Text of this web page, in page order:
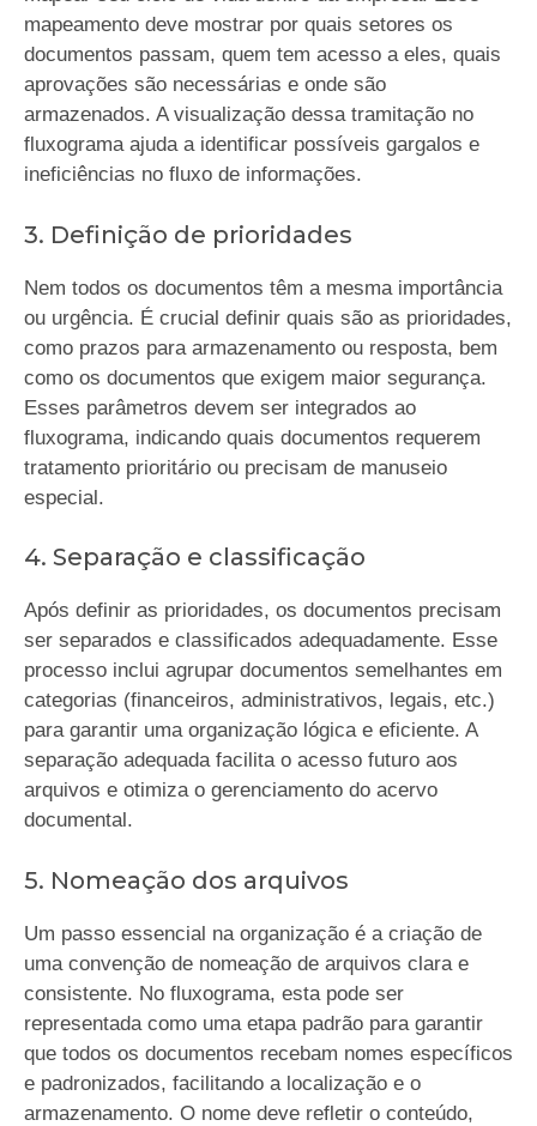
mapeamento deve mostrar por quais setores os
documentos passam, quem tem acesso a eles, quais
aprovações são necessárias e onde são
armazenados. A visualização dessa tramitação no
fluxograma ajuda a identificar possíveis gargalos e
ineficiências no fluxo de informações.
3. Definição de prioridades
Nem todos os documentos têm a mesma importância
ou urgência. É crucial definir quais são as prioridades,
como prazos para armazenamento ou resposta, bem
como os documentos que exigem maior segurança.
Esses parâmetros devem ser integrados ao
fluxograma, indicando quais documentos requerem
tratamento prioritário ou precisam de manuseio
especial.
4. Separação e classificação
Após definir as prioridades, os documentos precisam
ser separados e classificados adequadamente. Esse
processo inclui agrupar documentos semelhantes em
categorias (financeiros, administrativos, legais, etc.)
para garantir uma organização lógica e eficiente. A
separação adequada facilita o acesso futuro aos
arquivos e otimiza o gerenciamento do acervo
documental.
5. Nomeação dos arquivos
Um passo essencial na organização é a criação de
uma convenção de nomeação de arquivos clara e
consistente. No fluxograma, esta pode ser
representada como uma etapa padrão para garantir
que todos os documentos recebam nomes específicos
e padronizados, facilitando a localização e o
armazenamento. O nome deve refletir o conteúdo,